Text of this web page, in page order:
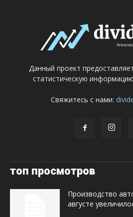
Данный проект
статистическую
Свяжитесь с нами:
топ просмотров
Производство
августе